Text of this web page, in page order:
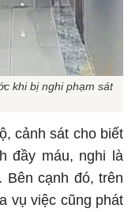
khi bị nghi phạm sát
cảnh sát cho biết
đầy máu, nghi là
Bên cạnh đó, trên
vụ việc cũng phát